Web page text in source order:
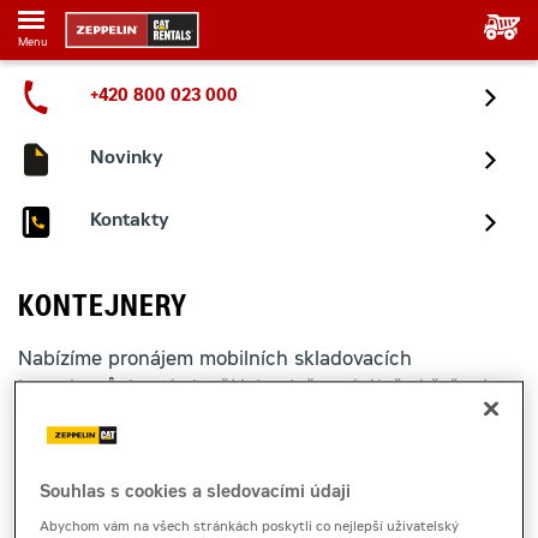
Menu
+420 800 023 000
Novinky
Kontakty
KONTEJNERY
Nabízíme pronájem mobilních skladovacích
kontejnerů, které slouží jako dočasné úložné řešení na
Skladovací a úložné kontejnery
Souhlas s cookies a sledovacími údaji
Abychom vám na všech stránkách poskytli co nejlepší uživatelský